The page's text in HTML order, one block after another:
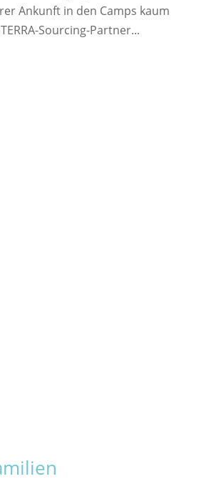
Ankunft in den Camps kaum
Sourcing-Partner...